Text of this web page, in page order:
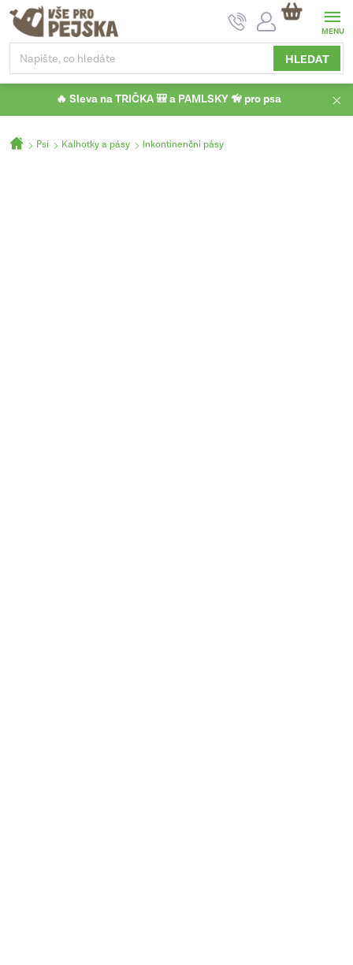
Přejít
obsah
HLEDAT
NÁKUPNÍ
KOŠÍK
🔥 Sleva na TRIČKA 🎒 a PAMLSKY 🦮 pro psa
Domů
Psi Kalhotky a pásy Inkontinenční pásy